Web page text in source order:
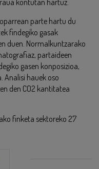
parte hartu du
findegiko gasak
duen. Normalkuntzarako
partaideen
gasen konposizioa,
hauek oso
den CO2 kantitatea
finketa sektoreko 27